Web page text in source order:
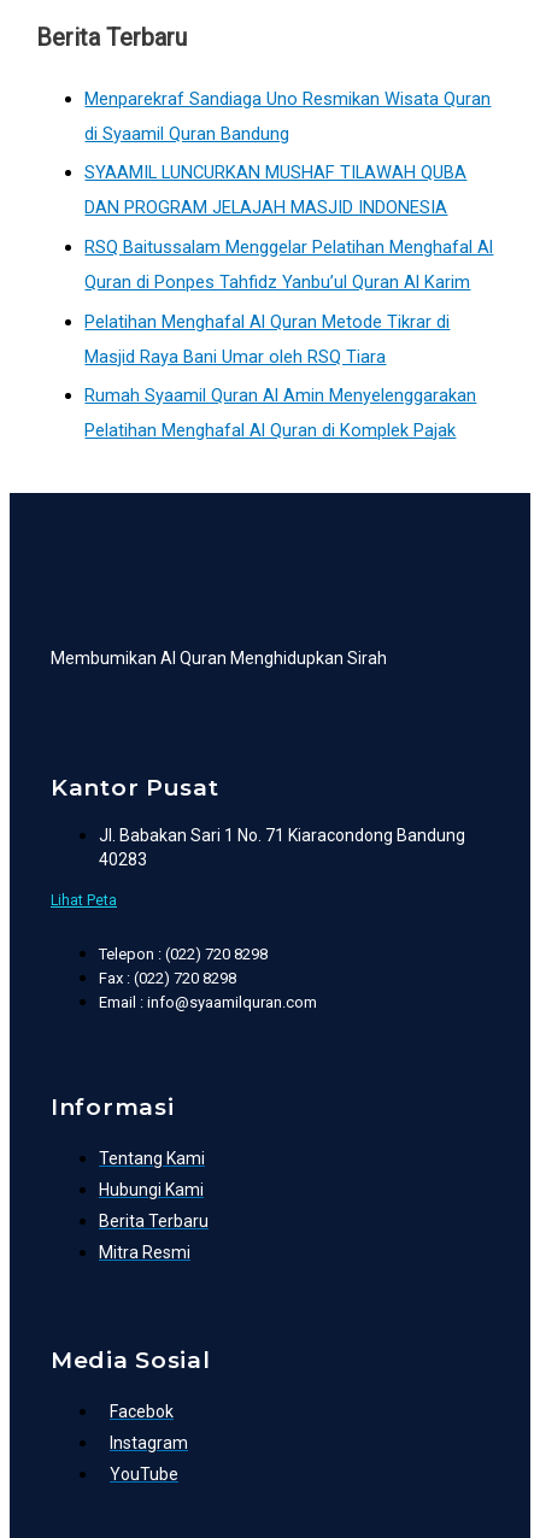
Berita Terbaru
Menparekraf Sandiaga Uno Resmikan Wisata Quran
di Syaamil Quran Bandung
SYAAMIL LUNCURKAN MUSHAF TILAWAH QUBA
DAN PROGRAM JELAJAH MASJID INDONESIA
RSQ Baitussalam Menggelar Pelatihan Menghafal Al
Quran di Ponpes Tahfidz Yanbu’ul Quran Al Karim
Pelatihan Menghafal Al Quran Metode Tikrar di
Masjid Raya Bani Umar oleh RSQ Tiara
Rumah Syaamil Quran Al Amin Menyelenggarakan
Pelatihan Menghafal Al Quran di Komplek Pajak
Membumikan Al Quran Menghidupkan Sirah
Kantor Pusat
Jl. Babakan Sari 1 No. 71 Kiaracondong Bandung
40283
Lihat Peta
Telepon : (022) 720 8298
Fax : (022) 720 8298
Email : info@syaamilquran.com
Informasi
Tentang Kami
Hubungi Kami
Berita Terbaru
Mitra Resmi
Media Sosial
Facebok
Instagram
YouTube